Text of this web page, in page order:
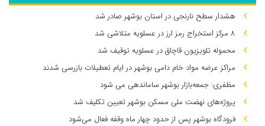
هشدار سطح نارنجی در استان بوشهر صادر شد
۸ مرکز استخراج رمز ارز در عسلویه متلاشی شد
محموله تلویزیون قاچاق در عسلویه توقیف شد
مراکز عرضه مواد خام دامی بوشهر در ایام تعطیلات بازرسی شدند
مظفری: جمعه‌بازار بوشهر ساماندهی می‌ شود
پروژه‌های نهضت ملی مسکن بوشهر تعیین تکلیف شد
فرودگاه بوشهر پس از حدود چهار ماه وقفه فعال می‌شود